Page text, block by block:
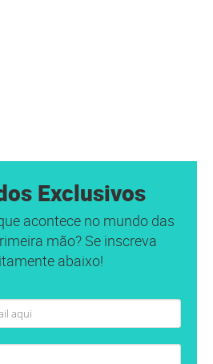
Exclusivos
acontece no mundo das
mão? Se inscreva
abaixo!